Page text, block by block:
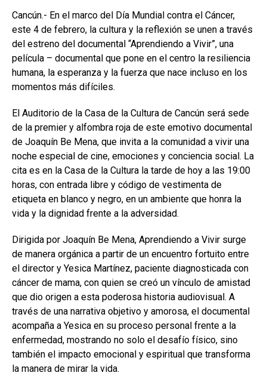
Cancún.- En el marco del Día Mundial contra el Cáncer,
este 4 de febrero, la cultura y la reflexión se unen a través
del estreno del documental “Aprendiendo a Vivir”, una
película – documental que pone en el centro la resiliencia
humana, la esperanza y la fuerza que nace incluso en los
momentos más difíciles.
El Auditorio de la Casa de la Cultura de Cancún será sede
de la premier y alfombra roja de este emotivo documental
de Joaquín Be Mena, que invita a la comunidad a vivir una
noche especial de cine, emociones y conciencia social. La
cita es en la Casa de la Cultura la tarde de hoy a las 19:00
horas, con entrada libre y código de vestimenta de
etiqueta en blanco y negro, en un ambiente que honra la
vida y la dignidad frente a la adversidad.
Dirigida por Joaquín Be Mena, Aprendiendo a Vivir surge
de manera orgánica a partir de un encuentro fortuito entre
el director y Yesica Martínez, paciente diagnosticada con
cáncer de mama, con quien se creó un vínculo de amistad
que dio origen a esta poderosa historia audiovisual. A
través de una narrativa objetivo y amorosa, el documental
acompaña a Yesica en su proceso personal frente a la
enfermedad, mostrando no solo el desafío físico, sino
también el impacto emocional y espiritual que transforma
la manera de mirar la vida.